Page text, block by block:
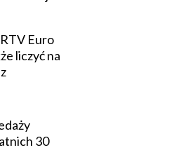
Euro
liczyć na
30